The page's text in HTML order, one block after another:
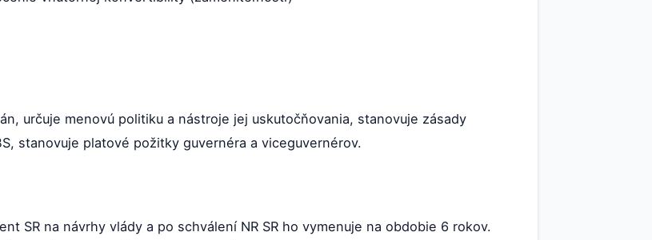
určuje menovú politiku a nástroje jej uskutočňovania, stanovuje zásady
stanovuje platové požitky guvernéra a viceguvernérov.
SR na návrhy vlády a po schválení NR SR ho vymenuje na obdobie 6 rokov.